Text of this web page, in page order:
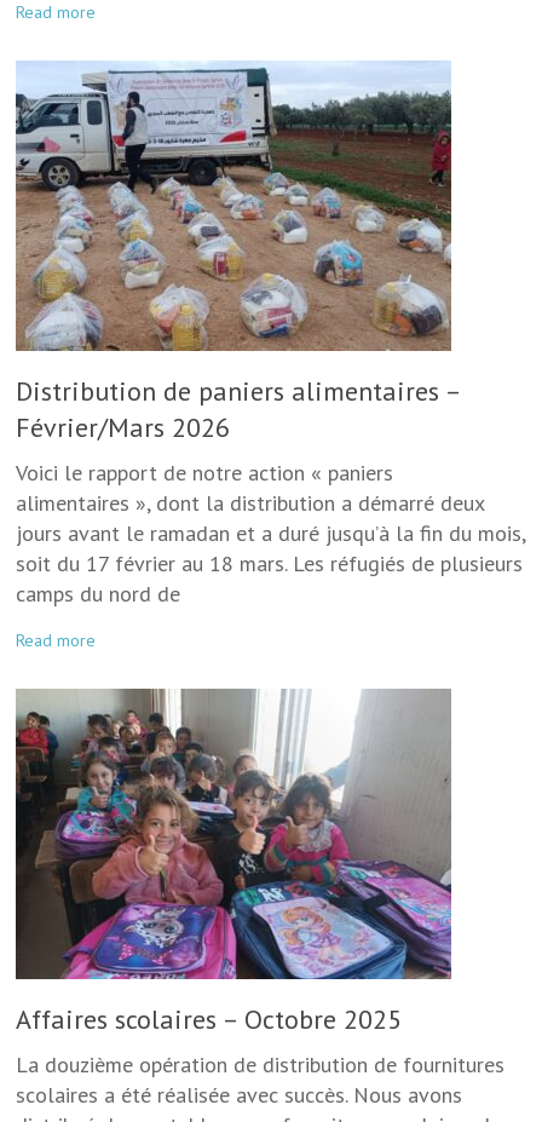
Read more
Distribution de paniers alimentaires –
Février/Mars 2026
Voici le rapport de notre action « paniers
alimentaires », dont la distribution a démarré deux
jours avant le ramadan et a duré jusqu’à la fin du mois,
soit du 17 février au 18 mars. Les réfugiés de plusieurs
camps du nord de
Read more
Affaires scolaires – Octobre 2025
La douzième opération de distribution de fournitures
scolaires a été réalisée avec succès. Nous avons